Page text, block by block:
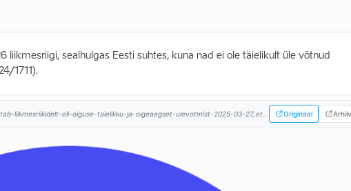
liikmesriigi, sealhulgas Eesti suhtes, kuna nad ei ole täielikult üle võtnud
1711).
liikmesriikidelt-eli-oiguse-taielikku-ja-oigeaegset-ulevotmist-2025-03-27_et... Originaal Arhiiv